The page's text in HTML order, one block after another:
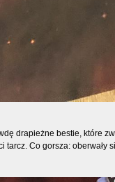
drapieżne bestie, które
Co gorsza: